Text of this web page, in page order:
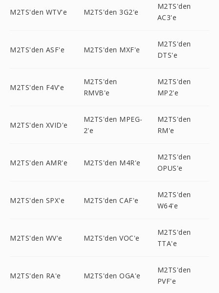
M2TS'den WTV'e M2TS'den 3G2'e
M2TS'den
AC3'e
M2TS'den ASF'e M2TS'den MXF'e
M2TS'den
DTS'e
M2TS'den F4V'e
M2TS'den
RMVB'e
M2TS'den
MP2'e
M2TS'den XVID'e
M2TS'den MPEG-
2'e
M2TS'den
RM'e
M2TS'den AMR'e M2TS'den M4R'e
M2TS'den
OPUS'e
M2TS'den SPX'e M2TS'den CAF'e
M2TS'den
W64'e
M2TS'den WV'e M2TS'den VOC'e
M2TS'den
TTA'e
M2TS'den RA'e M2TS'den OGA'e
M2TS'den
PVF'e